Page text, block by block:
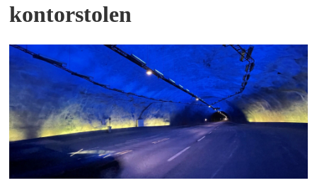
kontorstolen